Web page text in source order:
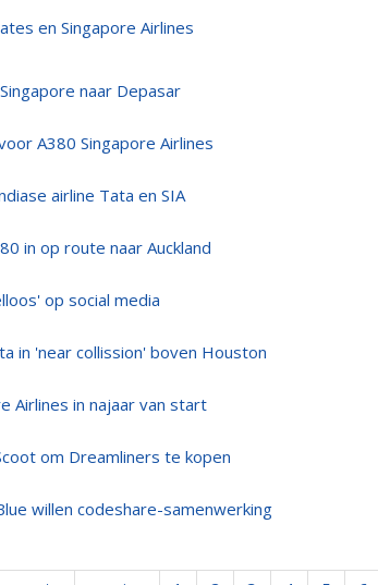
en Singapore Airlines
naar Depasar
A380 Singapore Airlines
airline Tata en SIA
in op route naar Auckland
op social media
in 'near collission' boven Houston
Airlines in najaar van start
om Dreamliners te kopen
willen codeshare-samenwerking